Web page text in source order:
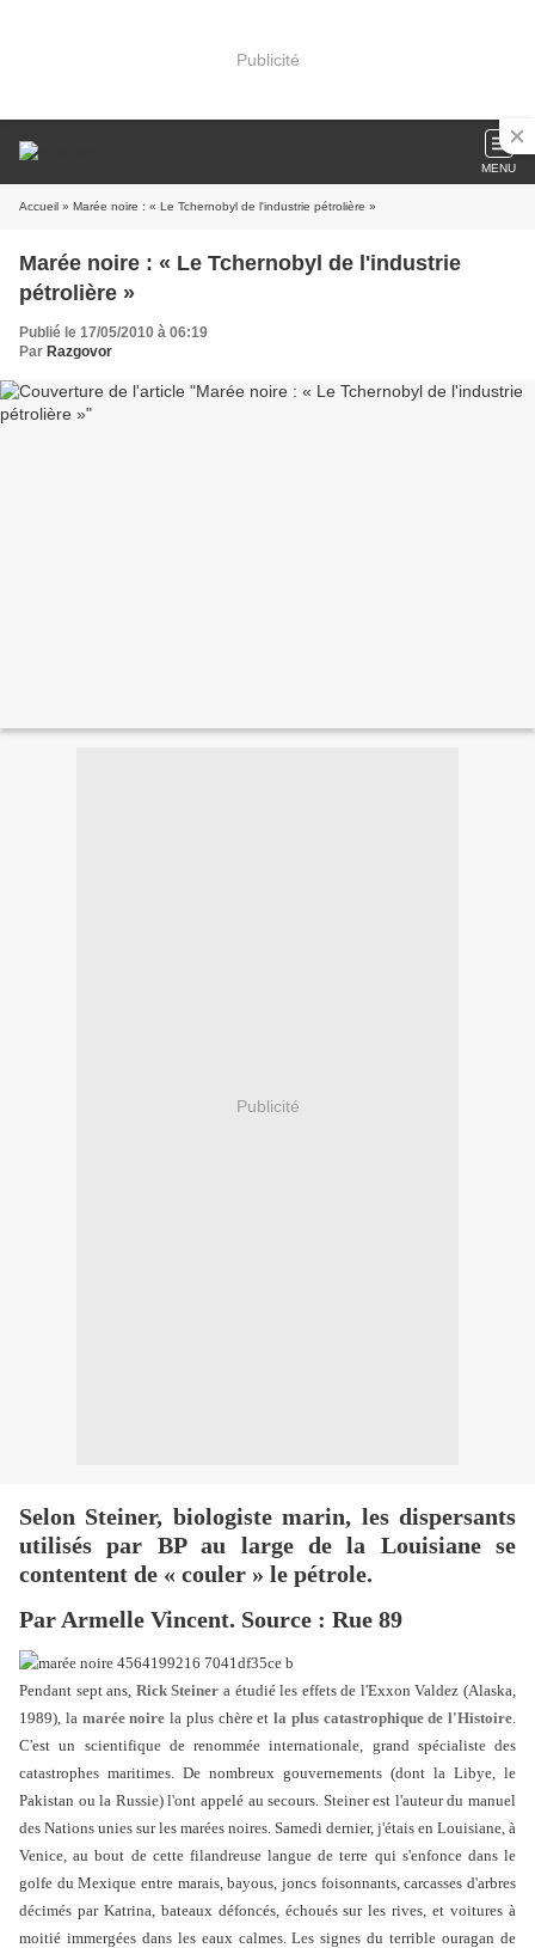
Publicité
MENU
Accueil » Marée noire : « Le Tchernobyl de l'industrie pétrolière »
Marée noire : « Le Tchernobyl de l'industrie
pétrolière »
Publié le 17/05/2010 à 06:19
Par Razgovor
Publicité
Selon Steiner, biologiste marin, les dispersants
utilisés par BP au large de la Louisiane se
contentent de « couler » le pétrole.
Par Armelle Vincent. Source : Rue 89
Pendant sept ans, Rick Steiner a étudié les effets de l'Exxon Valdez (Alaska,
1989), la marée noire la plus chère et la plus catastrophique de l'Histoire
C'est un scientifique de renommée internationale, grand spécialiste des
catastrophes maritimes. De nombreux gouvernements (dont la Libye, le
Pakistan ou la Russie) l'ont appelé au secours. Steiner est l'auteur du manuel
des Nations unies sur les marées noires. Samedi dernier, j'étais en Louisiane, à
Venice, au bout de cette filandreuse langue de terre qui s'enfonce dans le
golfe du Mexique entre marais, bayous, joncs foisonnants, carcasses d'arbres
décimés par Katrina, bateaux défoncés, échoués sur les rives, et voitures à
moitié immergées dans les eaux calmes. Les signes du terrible ouragan de